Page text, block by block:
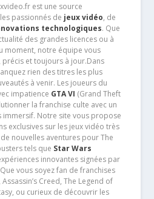
est une source
passionnés de jeux vidéo, de
technologiques. Que
des grandes licences ou à
moment, notre équipe vous
et toujours à jour.Dans
rien des titres les plus
à venir. Les joueurs du
impatience GTA VI (Grand Theft
la franchise culte avec un
Notre site vous propose
exclusives sur les jeux vidéo très
nouvelles aventures pour The
tels que Star Wars
innovantes signées par
vous soyez fan de franchises
Creed, The Legend of
ou curieux de découvrir les